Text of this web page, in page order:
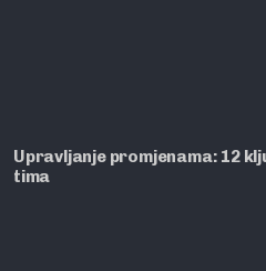
Upravljanje promjenama: 12
tima